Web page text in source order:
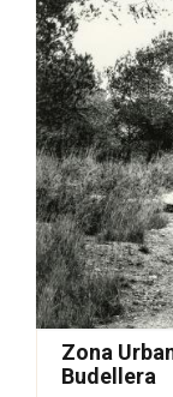
Zona
Budellera